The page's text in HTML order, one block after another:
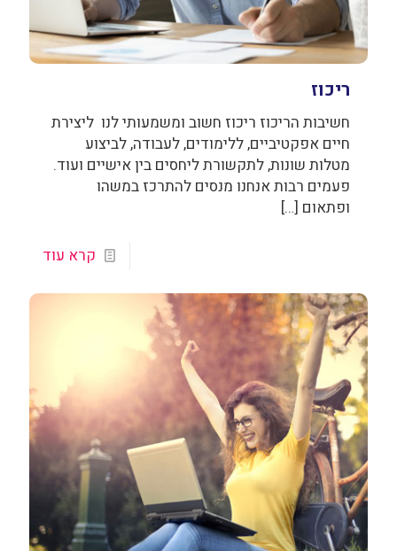
ריכוז
חשיבות הריכוז ריכוז חשוב ומשמעותי לנו ליצירת
חיים אפקטיביים, ללימודים, לעבודה, לביצוע
מטלות שונות, לתקשורת ליחסים בין אישיים ועוד.
פעמים רבות אנחנו מנסים להתרכז במשהו
ופתאום […]
קרא עוד